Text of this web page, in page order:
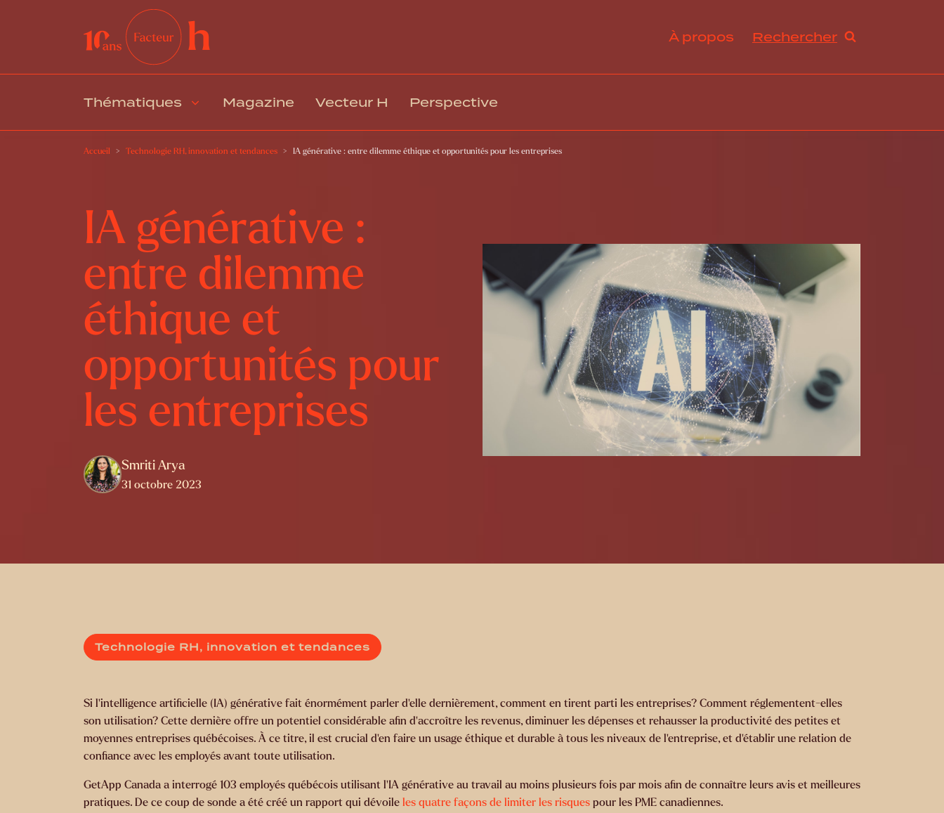
À propos Rechercher
Thématiques
Leadership et gestion
Gouvernance, excellence opérationnelle et stratégies RH
Santé, sécurité et bien-être au travail
Transformation organisationnelle
Magazine Vecteur H Perspective
Accueil Technologie RH, innovation et tendances IA générative : entre dilemme éthique et opportunités pour les entreprises
IA générative :
entre dilemme
éthique et
opportunités pour
les entreprises
Smriti Arya
31 octobre 2023
Technologie RH, innovation et tendances
Si l’intelligence artificielle (IA) générative fait énormément parler d’elle dernièrement, comment en tirent parti les entreprises? Comment réglementent-elles
son utilisation? Cette dernière offre un potentiel considérable afin d’accroître les revenus, diminuer les dépenses et rehausser la productivité des petites et
moyennes entreprises québécoises. À ce titre, il est crucial d’en faire un usage éthique et durable à tous les niveaux de l’entreprise, et d’établir une relation de
confiance avec les employés avant toute utilisation.
GetApp Canada a interrogé 103 employés québécois utilisant l’IA générative au travail au moins plusieurs fois par mois afin de connaître leurs avis et meilleures
pratiques. De ce coup de sonde a été créé un rapport qui dévoile les quatre façons de limiter les risques pour les PME canadiennes.